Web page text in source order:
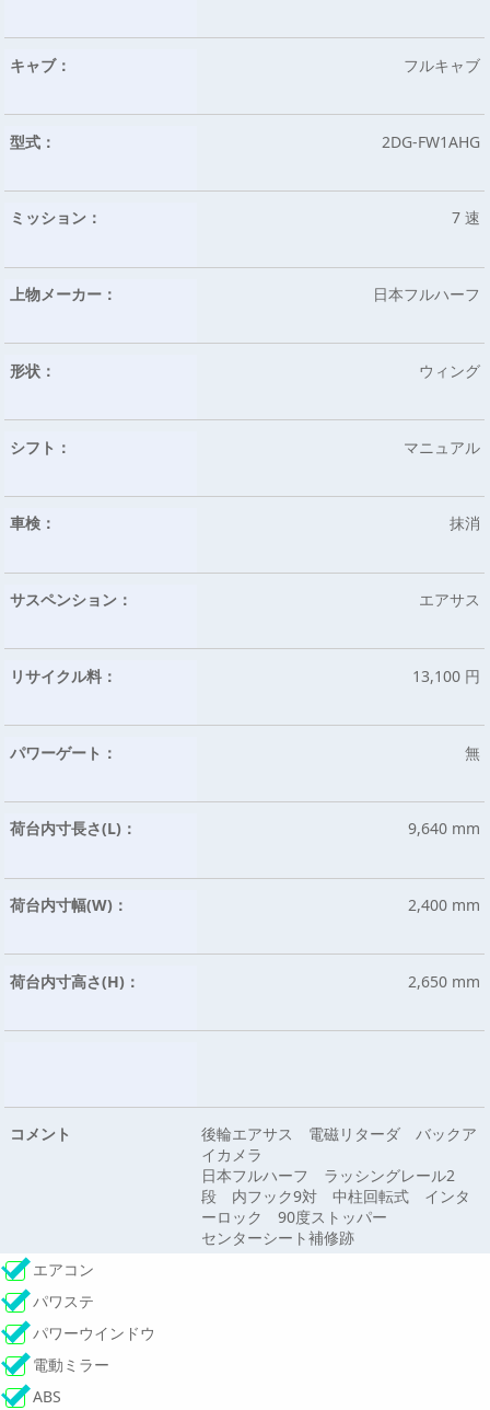
キャブ： フルキャブ
型式： 2DG-FW1AHG
ミッション： 7 速
上物メーカー： 日本フルハーフ
形状： ウィング
シフト： マニュアル
車検： 抹消
サスペンション： エアサス
リサイクル料： 13,100 円
パワーゲート： 無
荷台内寸長さ(L)： 9,640 mm
荷台内寸幅(W)： 2,400 mm
荷台内寸高さ(H)： 2,650 mm
コメント
後輪エアサス 電磁リターダ バックア
イカメラ
日本フルハーフ ラッシングレール2
段 内フック9対 中柱回転式 インタ
ーロック 90度ストッパー
センターシート補修跡
エアコン
パワステ
パワーウインドウ
電動ミラー
ABS